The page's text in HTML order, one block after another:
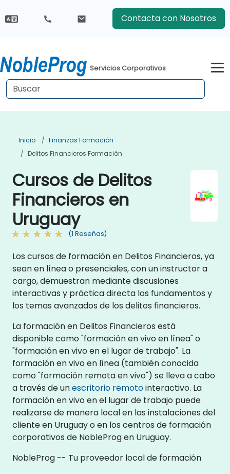
Contacta con Nosotros
Servicios Corporativos
Inicio
Finanzas Formación
Delitos Financieros Formación
Cursos de Delitos
Financieros en
Uruguay
(1 Reseñas)
Los cursos de formación en Delitos Financieros, ya
sean en línea o presenciales, con un instructor a
cargo, demuestran mediante discusiones
interactivas y práctica directa los fundamentos y
los temas avanzados de los delitos financieros.
La formación en Delitos Financieros está
disponible como "formación en vivo en línea" o
"formación en vivo en el lugar de trabajo". La
formación en vivo en línea (también conocida
como "formación remota en vivo") se lleva a cabo
a través de unescritorio remotointeractivo. La
formación en vivo en el lugar de trabajo puede
realizarse de manera local en las instalaciones del
cliente en Uruguay o en los centros de formación
corporativos de NobleProg en Uruguay.
NobleProg -- Tu proveedor local de formación